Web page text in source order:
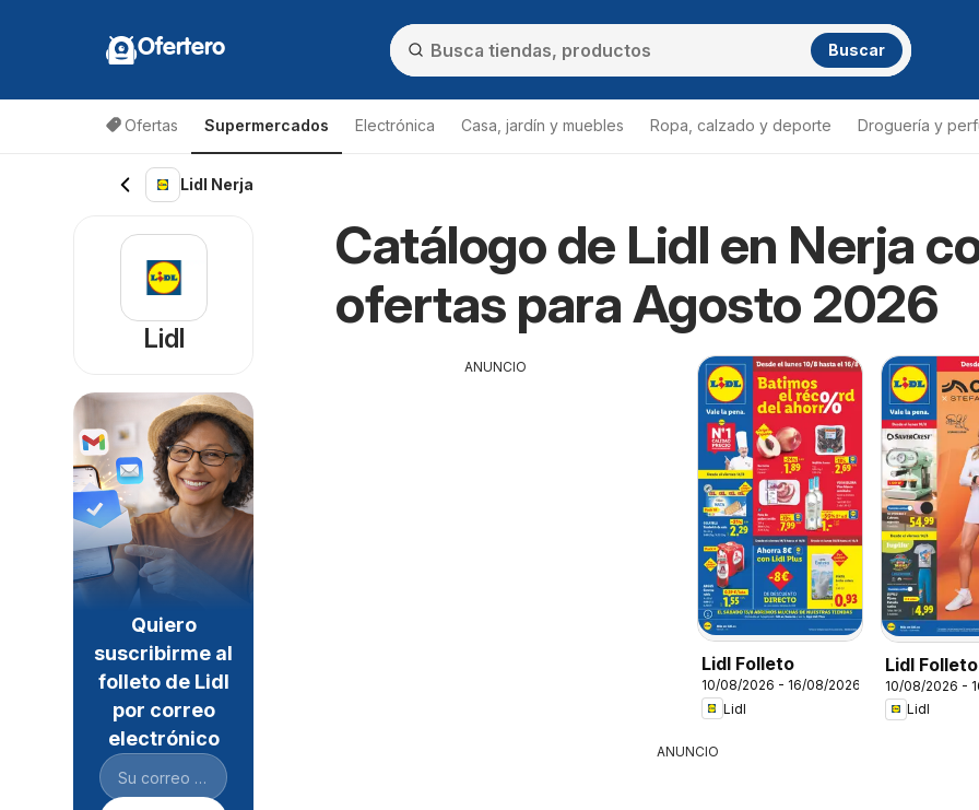
Ofertero Buscar
Ofertas Supermercados Electrónica Casa, jardín y muebles Ropa, calzado y deporte Droguería y
Lidl Nerja
Catálogo de Lidl en Nerja
ofertas para Agosto 2026
ANUNCIO
Lidl Folleto
10/08/2026 - 16/08/2026
Lidl
Lidl
bazar
10/08/2026 -
Lidl
ANUNCIO
Lidl
Quiero
suscribirme al
folleto de Lidl
por correo
electrónico